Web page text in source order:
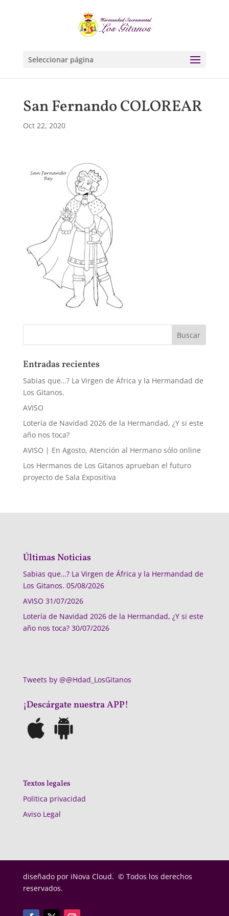
Seleccionar página
San Fernando COLOREAR
Oct 22, 2020
Entradas recientes
Sabias que…? La Virgen de África y la Hermandad de
Los Gitanos.
AVISO
Lotería de Navidad 2026 de la Hermandad, ¿Y si este
año nos toca?
AVISO | En Agosto, Atención al Hermano sólo online
Los Hermanos de Los Gitanos aprueban el futuro
proyecto de Sala Expositiva
Últimas Noticias
Sabias que…? La Virgen de África y la Hermandad de
Los Gitanos. 05/08/2026
AVISO 31/07/2026
Lotería de Navidad 2026 de la Hermandad, ¿Y si este
año nos toca? 30/07/2026
Tweets by @@Hdad_LosGitanos
¡Descárgate nuestra APP!
Textos legales
Politica privacidad
Aviso Legal
diseñado por iNova Cloud. © Todos los derechos
reservados.